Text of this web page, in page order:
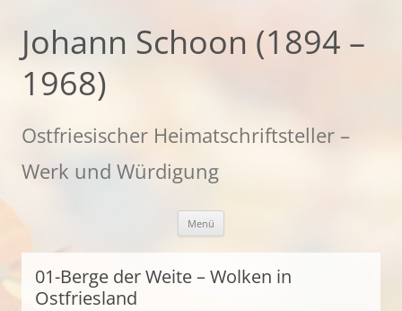
springen
Johann Schoon (1894 –
1968)
Ostfriesischer Heimatschriftsteller –
Werk und Würdigung
Menü
01-Berge der Weite – Wolken in
Ostfriesland